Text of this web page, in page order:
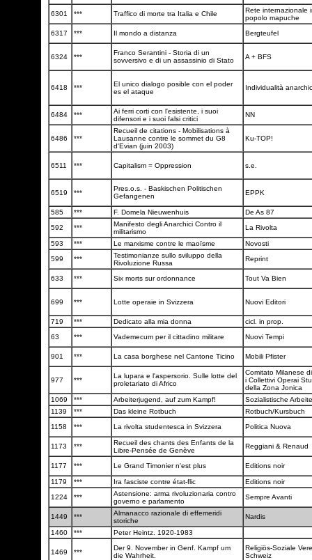
6301 *** Traffico di morte tra Italia e Chile
Rete internazionale
popolo mapuche
6317
*** Il mondo a distanza Bergteufel
6324 ***
Franco Serantini - Storia di un
sovversivo e di un assassinio di Stato
A + BFS
6418 ***
El unico dialogo posible con el poder
es el ataque
Individualità
6484 ***
Ai ferri corti con l'esistente, i suoi
difensori e i suoi falsi critici
NN
6486 ***
Recueil de citations - Mobilisations à
Lausanne contre le sommet du G8
d'Evian (juin 2003)
Ku-TOP!
6511 *** Capitalism = Oppression s.e.
6519 ***
Pres.o.s. - Baskischen Politischen
Gefangenen
EPPK
585 *** F. Domela Nieuwenhuis
De As 87
592
***
Manifesto degli Anarchici Contro il
militarismo
La Rivolta
593 *** Le marxisme contre le maoïsme
Novosti
599
***
Testimonianze sullo sviluppo della
Rivoluzione Russa
Reprint
633 *** Six morts sur ordonnance Tout Va Bien
699 *** Lotte operaie in Svizzera Nuovi Editori
719 *** Dedicato alla mia donna
cicl. in prop.
63
*** Vademecum per il cittadino militare Nuovi Tempi
901 *** La casa borghese nel Cantone Ticino Mobili Pfister
977 ***
La lupara e l'aspersorio. Sulle lotte del
proletariato di Africo
Comitato Milanese
i Collettivi Operai
della Zona Jonica
1069
*** Arbeiterjugend, auf zum Kampf!
Sozialistische
1139
*** Das kleine Rotbuch
Rotbuch/Kursbuch
1158
*** La rivolta studentesca in Svizzera Politica Nuova
1173 ***
Recueil des chants des Enfants de la
Libre-Pensée de Genève
Reggiani & Renaud
1177 *** Le Grand Timonier n'est plus Editions noir
1179 *** Ira fasciste contre état-flic
Editions noir
1224
***
Astensione: arma rivoluzionaria contro
governo e parlamento
Sempre Avanti
1449 ***
Almanacco razionale di effemeridi
storiche
Nardis
1460 *** Peter Heintz. 1920-1983
1469 ***
Der 9. November in Genf. Kampf um
die Wahrheit.
Religiös-Soziale
Schweiz